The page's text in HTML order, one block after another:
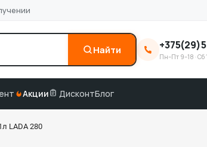
Найти
коду подбор по VIN
Пн–Пт 9–18 · Сб
Акции ДисконтБлог
LADA 280